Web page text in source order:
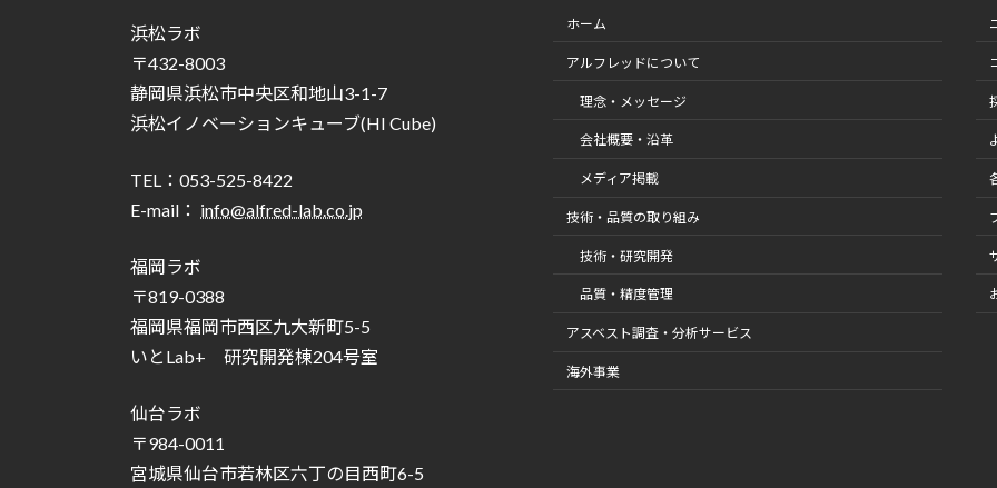
浜松ラボ
〒432-8003
静岡県浜松市中央区和地山3-1-7
浜松イノベーションキューブ(HI Cube)
TEL：053-525-8422
E-mail： info@alfred-lab.co.jp
福岡ラボ
〒819-0388
福岡県福岡市西区九大新町5-5
いとLab+ 研究開発棟204号室
仙台ラボ
〒984-0011
宮城県仙台市若林区六丁の目西町6-5
ホーム
アルフレッドについて
理念・メッセージ
会社概要・沿革
メディア掲載
技術・品質の取り組み
技術・研究開発
品質・精度管理
アスベスト調査・分析サービス
海外事業